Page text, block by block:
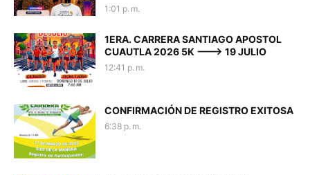
1:01 p. m.
1ERA. CARRERA SANTIAGO APOSTOL
CUAUTLA 2026 5K ---> 19 JULIO
12:41 p. m.
CONFIRMACIÓN DE REGISTRO EXITOSA
6:38 p. m.